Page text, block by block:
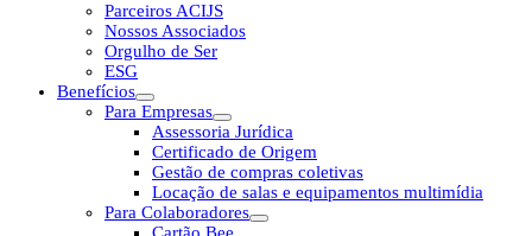
Parceiros ACIJS
Nossos Associados
Orgulho de Ser
ESG
Benefícios
Para Empresas
Assessoria Jurídica
Certificado de Origem
Gestão de compras coletivas
Locação de salas e equipamentos multimídia
Para Colaboradores